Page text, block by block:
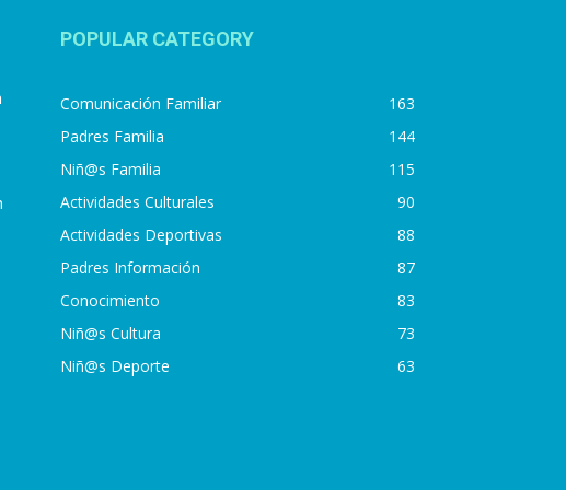
POPULAR CATEGORY
Comunicación Familiar
163
Padres Familia
144
Niñ@s Familia
115
Actividades Culturales
90
Actividades Deportivas
88
Padres Información
87
Conocimiento
83
Niñ@s Cultura
73
Niñ@s Deporte
63